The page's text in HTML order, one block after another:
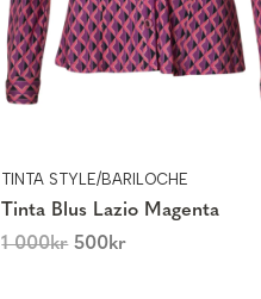
TINTA STYLE/BARILOCHE
Tinta Blus Lazio Magenta
1 000kr 500kr